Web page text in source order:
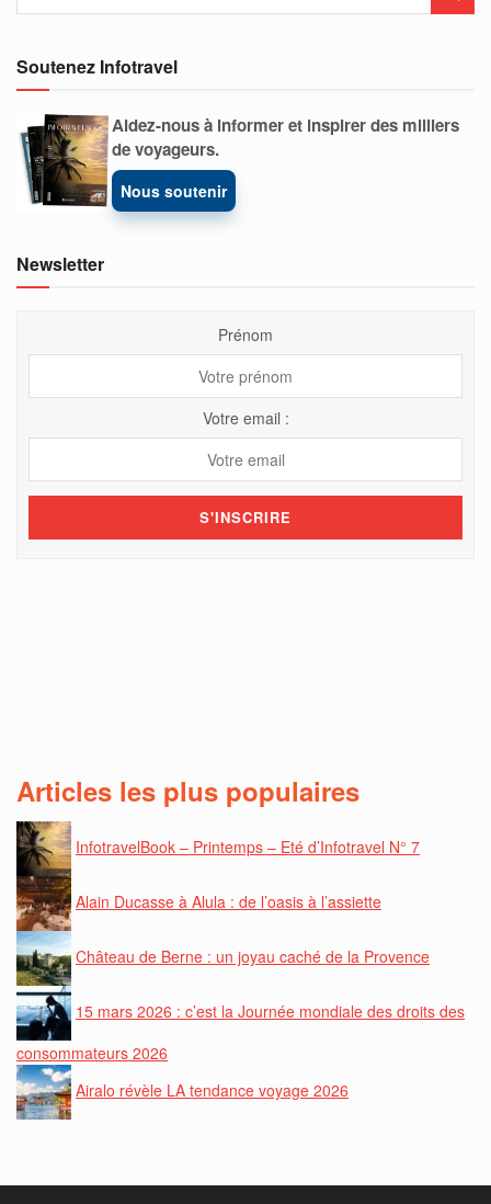
Soutenez Infotravel
Aidez-nous à informer et inspirer des milliers
de voyageurs.
Nous soutenir
Newsletter
Prénom
Votre email :
Articles les plus populaires
InfotravelBook – Printemps – Eté d’Infotravel N° 7
Alain Ducasse à Alula : de l’oasis à l’assiette
Château de Berne : un joyau caché de la Provence
15 mars 2026 : c’est la Journée mondiale des droits des
consommateurs 2026
Airalo révèle LA tendance voyage 2026